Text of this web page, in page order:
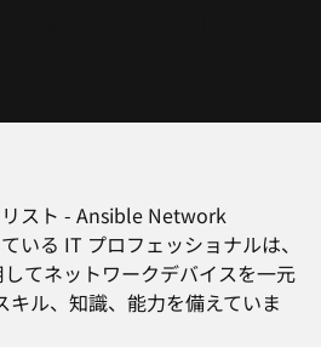
スト - Ansible Network
る IT プロフェッショナルは、
てネットワークデバイスを一元
ル、知識、能力を備えていま